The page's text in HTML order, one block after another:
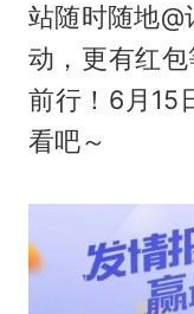
站随时随地
动，更有红包
前行！6月15
看吧～